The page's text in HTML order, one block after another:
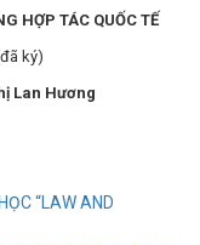
HỢP TÁC QUỐC TẾ
ký)
Lan Hương
“LAW AND